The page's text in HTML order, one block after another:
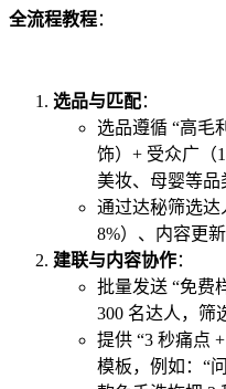
全流程教程：
选品与匹配：
选品遵循 “高毛
饰）+ 受众广（
美妆、母婴等品
通过达秘筛选达
8%）、内容更
建联与内容协作：
批量发送 “免费
300 名达人，筛
提供 “3 秒痛点
模板，例如：“